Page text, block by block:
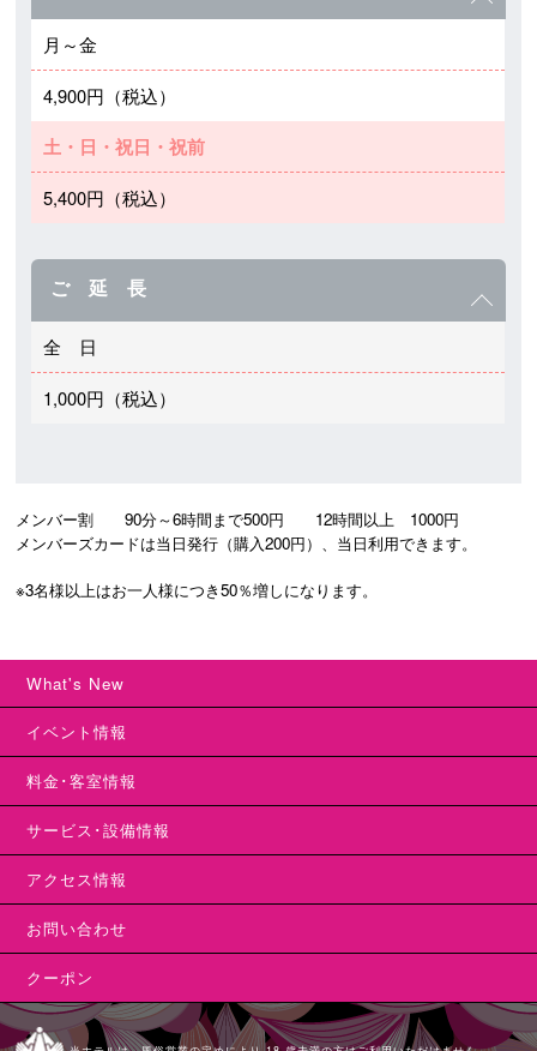
月～金
4,900円（税込）
土・日・祝日・祝前
5,400円（税込）
ご 延 長
全 日
1,000円（税込）
メンバー割　　90分～6時間まで500円　　12時間以上　1000円
メンバーズカードは当日発行（購入200円）、当日利用できます。
※3名様以上はお一人様につき50％増しになります。
What's New
イベント情報
料金･客室情報
サービス･設備情報
アクセス情報
お問い合わせ
クーポン